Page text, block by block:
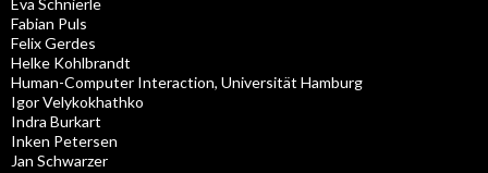
Eva Schnierle
Fabian Puls
Felix Gerdes
Helke Kohlbrandt
Human-Computer Interaction, Universität Hamburg
Igor Velykokhathko
Indra Burkart
Inken Petersen
Jan Schwarzer